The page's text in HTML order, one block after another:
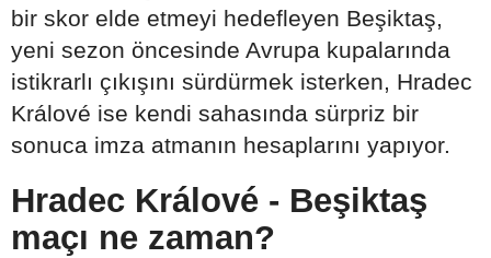
bir skor elde etmeyi hedefleyen Beşiktaş,
yeni sezon öncesinde Avrupa kupalarında
istikrarlı çıkışını sürdürmek isterken, Hradec
Králové ise kendi sahasında sürpriz bir
sonuca imza atmanın hesaplarını yapıyor.
Hradec Králové - Beşiktaş
maçı ne zaman?